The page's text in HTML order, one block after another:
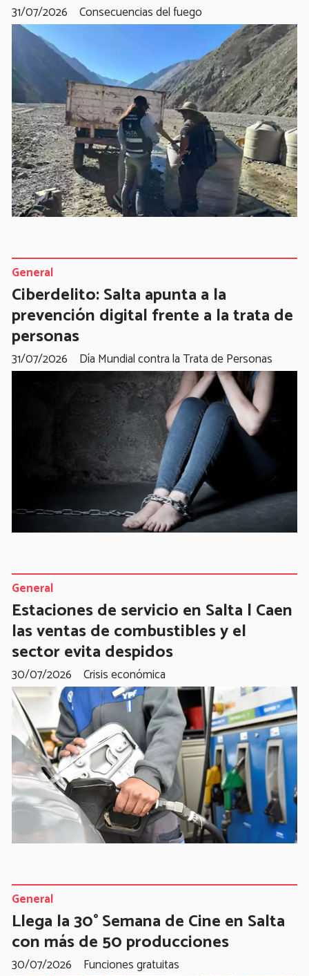
Consecuencias del fuego
31/07/2026
Ciberdelito: Salta apunta a la
prevención digital frente a la trata de
personas
Día Mundial contra la Trata de Personas
General
31/07/2026
Estaciones de servicio en Salta | Caen
las ventas de combustibles y el
sector evita despidos
Crisis económica
General
30/07/2026
Llega la 30° Semana de Cine en Salta
con más de 50 producciones
Funciones gratuitas
General
30/07/2026